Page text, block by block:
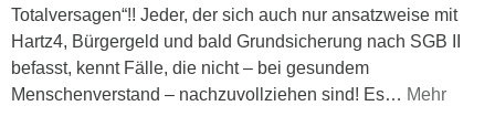
Totalversagen“!! Jeder, der sich auch nur ansatzweise mit
Hartz4, Bürgergeld und bald Grundsicherung nach SGB II
befasst, kennt Fälle, die nicht – bei gesundem
Menschenverstand – nachzuvollziehen sind! Es… Mehr